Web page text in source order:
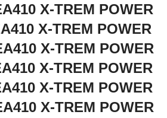
X-TREM POWER
X-TREM POWER
X-TREM POWER
X-TREM POWER
X-TREM POWER
X-TREM POWER